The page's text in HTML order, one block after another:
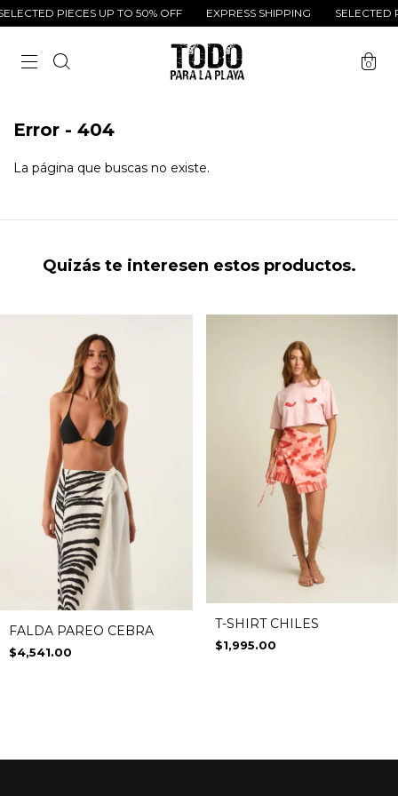
PIECES UP TO 50% OFF EXPRESS SHIPPING SELECTED
0
Error - 404
La página que buscas no existe.
Quizás te interesen estos productos.
FALDA PAREO CEBRA
$4,541.00
T-SHIRT CHILES
$1,995.00